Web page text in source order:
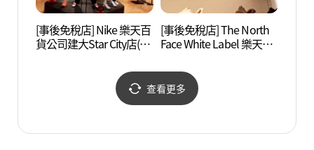
[事後免稅店] Nike 樂天百
貨公司建大Star City店(나
[事後免稅店] The North
Face White Label 樂天百
스페이스화이트라벨 롯
데백화점 건대스타시티
점)
查看更多